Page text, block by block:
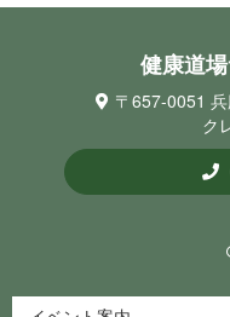
健康道場
〒657-0051
ク